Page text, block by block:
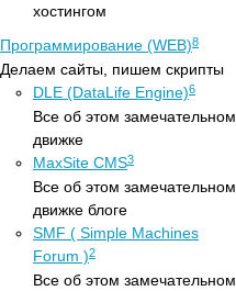
хостингом
Программирование (WEB)8
Делаем сайты, пишем скрипты
DLE (DataLife Engine)6
Все об этом замечательном
движке
MaxSite CMS3
Все об этом замечательном
движке блоге
SMF ( Simple Machines
Forum )2
Все об этом замечательном